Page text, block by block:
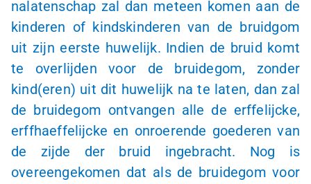
nalatenschap zal dan meteen komen aan de
kinderen of kindskinderen van de bruidgom
uit zijn eerste huwelijk. Indien de bruid komt
te overlijden voor de bruidegom, zonder
kind(eren) uit dit huwelijk na te laten, dan zal
de bruidegom ontvangen alle de erffelijcke,
erffhaeffelijcke en onroerende goederen van
de zijde der bruid ingebracht. Nog is
overeengekomen dat als de bruidegom voor